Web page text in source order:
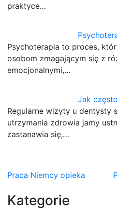
praktyce…
Psychoterapia to proces,
osobom zmagającym się z
emocjonalnymi,…
Jak
Regularne wizyty u dentysty
utrzymania zdrowia jamy
zastanawia się,…
Nawigacja
wpisu
Praca Niemcy opieka
Kategorie